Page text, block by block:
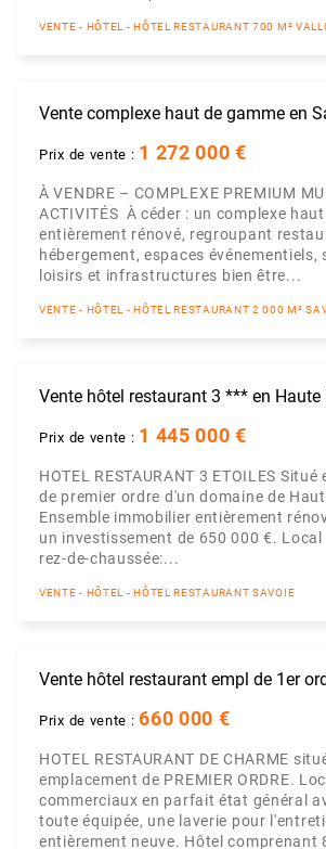
VENTE - HÔTEL - HÔTEL RESTAURANT 700 M²
Vente complexe haut de gamme en
Prix de vente : 1 272 000 €
À VENDRE – COMPLEXE PREMIUM
ACTIVITÉS À céder : un complexe
entièrement rénové, regroupant
hébergement, espaces événementiels,
loisirs et infrastructures bien être...
VENTE - HÔTEL - HÔTEL RESTAURANT 2 000 M²
Vente hôtel restaurant 3 *** en Haute
Prix de vente : 1 445 000 €
HOTEL RESTAURANT 3 ETOILES
de premier ordre d'un domaine de
Ensemble immobilier entièrement
un investissement de 650 000 €.
rez-de-chaussée:...
VENTE - HÔTEL - HÔTEL RESTAURANT SAVOIE
Vente hôtel restaurant empl de 1er
Prix de vente :660 000 €
HOTEL RESTAURANT DE CHARME
emplacement de PREMIER ORDRE.
commerciaux en parfait état général
toute équipée, une laverie pour
entièrement neuve. Hôtel comprenant